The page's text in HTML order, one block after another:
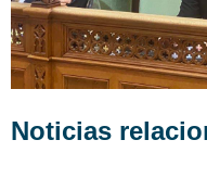
Noticias